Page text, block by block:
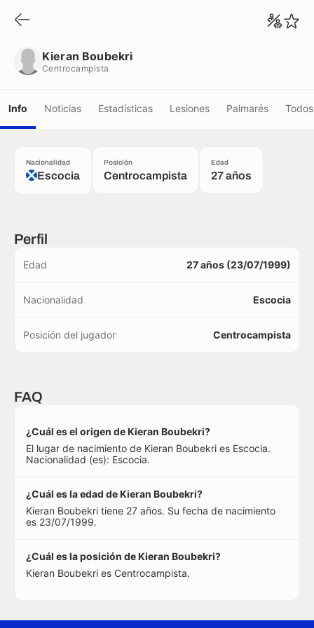
Kieran Boubekri
Centrocampista
Info Noticias Estadísticas Lesiones Palmarés
Nacionalidad
Escocia
Posición
Centrocampista
Edad
27 años
Perfil
Edad 27 años (23/07/1999)
Nacionalidad Escocia
Posición del jugador Centrocampista
FAQ
¿Cuál es el origen de Kieran Boubekri?
El lugar de nacimiento de Kieran Boubekri es Escocia.
Nacionalidad (es): Escocia.
¿Cuál es la edad de Kieran Boubekri?
Kieran Boubekri tiene 27 años. Su fecha de nacimiento
es 23/07/1999.
¿Cuál es la posición de Kieran Boubekri?
Kieran Boubekri es Centrocampista.